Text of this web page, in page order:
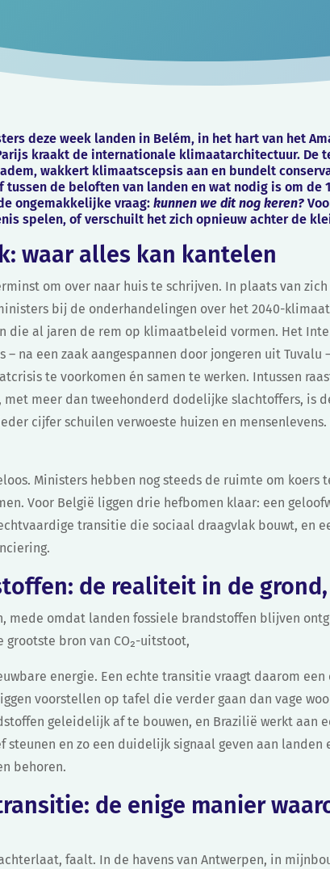
deze week landen in Belém, in het hart van het
kraakt de internationale klimaatarchitectuur. De
wakkert klimaatscepsis aan en bundelt
de beloften van landen en wat nodig is om de
ongemakkelijke vraag:kunnen we dit nog keren?
spelen, of verschuilt het zich opnieuw achter de
waar alles kan kantelen
om over naar huis te schrijven. In plaats van
bij de onderhandelingen over het 2040-
die al jaren de rem op klimaatbeleid vormen. Het
– na een zaak aangespannen door jongeren uit
te voorkomen én samen te werken. Intussen
meer dan tweehonderd dodelijke slachtoffers, is
cijfer schuilen verwoeste huizen en mensenlevens.
Ministers hebben nog steeds de ruimte om koers
Voor België liggen drie hefbomen klaar: een
transitie die sociaal draagvlak bouwt, en
de realiteit in de
mede omdat landen fossiele brandstoffen blijven
bron van CO₂-uitstoot,
energie. Een echte transitie vraagt daarom
voorstellen op tafel die verder gaan dan vage
geleidelijk af te bouwen, en Brazilië werkt aan
steunen en zo een duidelijk signaal geven aan landen
behoren.
de enige manier
faalt. In de havens van Antwerpen, in